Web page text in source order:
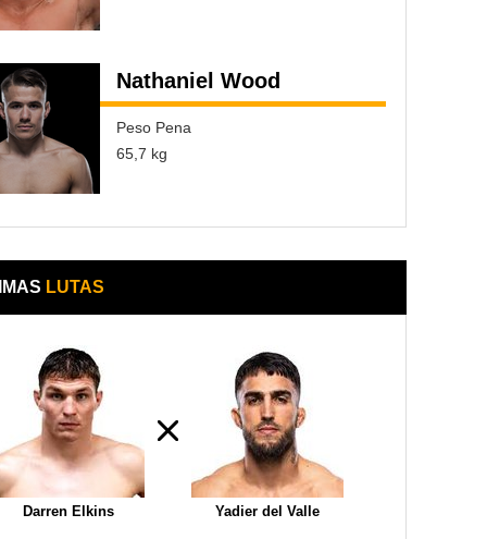
Nathaniel Wood
Peso Pena
65,7 kg
LUTAS
Darren Elkins Yadier del Valle